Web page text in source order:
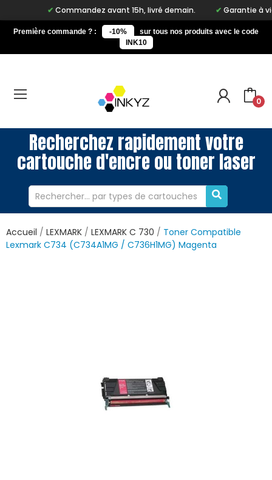
Commandez avant 15h, livré demain. Garantie à vie
Première commande ? : -10%
sur tous nos produits avec le code
INK10
0
Recherchez rapidement votre
cartouche d'encre ou toner laser
Accueil LEXMARK LEXMARK C 730
Toner Compatible
Lexmark C734 (C734A1MG / C736H1MG) Magenta